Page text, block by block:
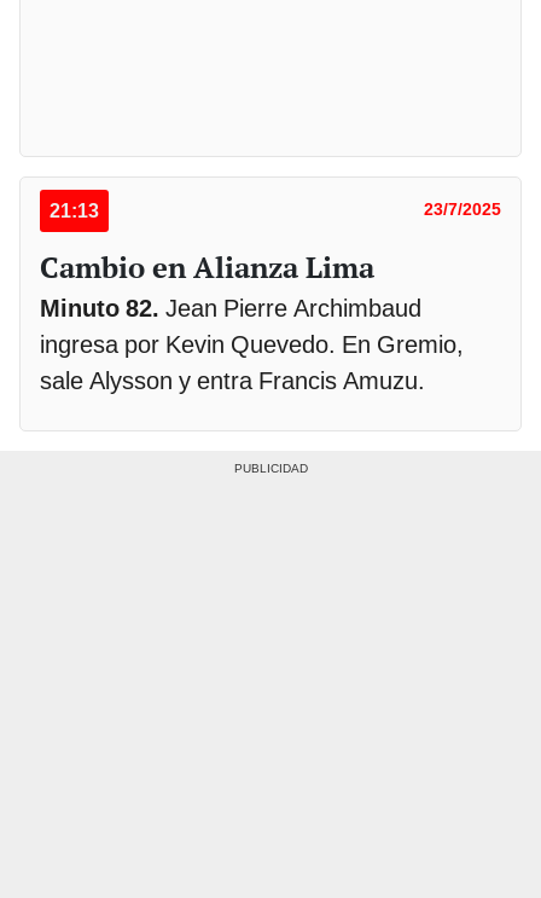
21:13 23/7/2025
Cambio en Alianza Lima
Minuto 82. Jean Pierre Archimbaud
ingresa por Kevin Quevedo. En Gremio,
sale Alysson y entra Francis Amuzu.